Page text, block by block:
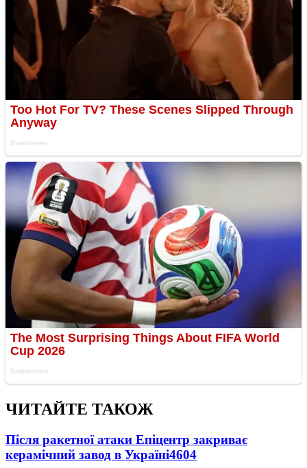
ЧИТАЙТЕ ТАКОЖ
Після ракетної атаки Епіцентр закриває
керамічний завод в Україні4604